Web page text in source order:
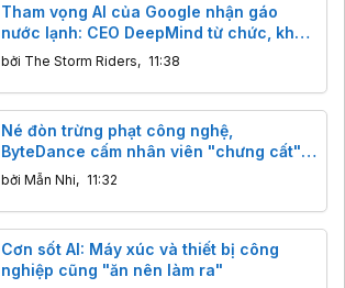
Tham vọng AI của Google nhận gáo
nước lạnh: CEO DeepMind từ chức, khả
năng lập trình của Gemini bị Claude,
GPT cho "ngửi khói"
bởi The Storm Riders, 11:38
Né đòn trừng phạt công nghệ,
ByteDance cấm nhân viên "chưng cất"
mô hình AI Mỹ
bởi Mẫn Nhi, 11:32
Cơn sốt AI: Máy xúc và thiết bị công
nghiệp cũng "ăn nên làm ra"